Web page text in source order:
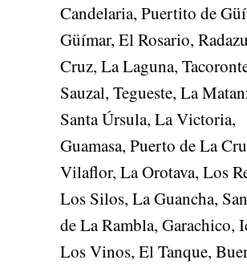
Candelaria, Puertito de
Güímar, El Rosario,
Cruz, La Laguna,
Sauzal, Tegueste, La
Santa Úrsula, La Victoria,
Guamasa, Puerto de La
Vilaflor, La Orotava, Los
Los Silos, La Guancha,
de La Rambla, Garachico,
Los Vinos, El Tanque,